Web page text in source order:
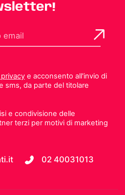
e acconsento all'invio di
sms, da parte del titolare
e condivisione delle
terzi per motivi di marketing
02 40031013